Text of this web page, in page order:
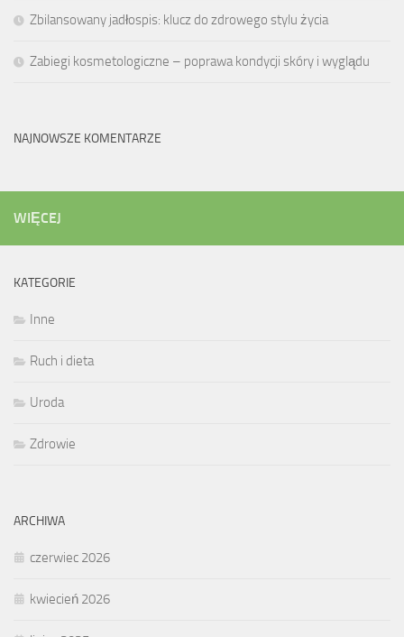
Zbilansowany jadłospis: klucz do zdrowego stylu życia
Zabiegi kosmetologiczne – poprawa kondycji skóry i wyglądu
NAJNOWSZE KOMENTARZE
WIĘCEJ
KATEGORIE
Inne
Ruch i dieta
Uroda
Zdrowie
ARCHIWA
czerwiec 2026
kwiecień 2026